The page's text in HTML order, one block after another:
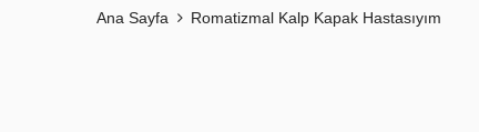
Ana Sayfa Romatizmal Kalp Kapak Hastasıyım